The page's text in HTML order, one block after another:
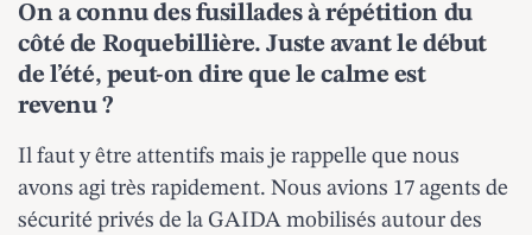
On a connu des fusillades à répétition du
côté de Roquebillière. Juste avant le début
de l’été, peut-on dire que le calme est
revenu ?
Il faut y être attentifs mais je rappelle que nous
avons agi très rapidement. Nous avions 17 agents de
sécurité privés de la GAIDA mobilisés autour des